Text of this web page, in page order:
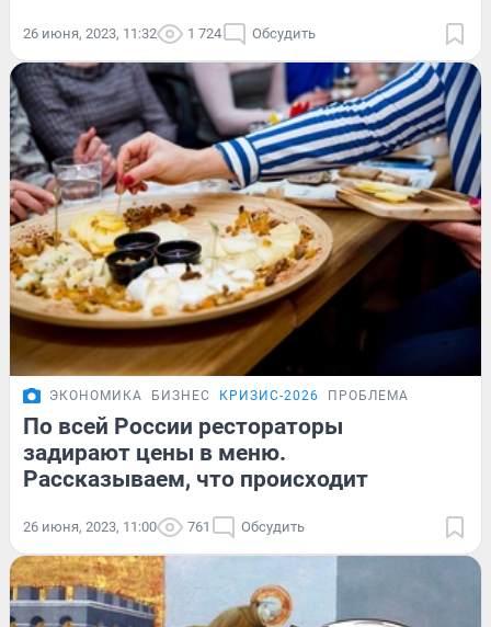
26 июня, 2023, 11:32 1 724 Обсудить
ЭКОНОМИКА БИЗНЕС КРИЗИС-2026 ПРОБЛЕМА
По всей России рестораторы
задирают цены в меню.
Рассказываем, что происходит
26 июня, 2023, 11:00 761 Обсудить